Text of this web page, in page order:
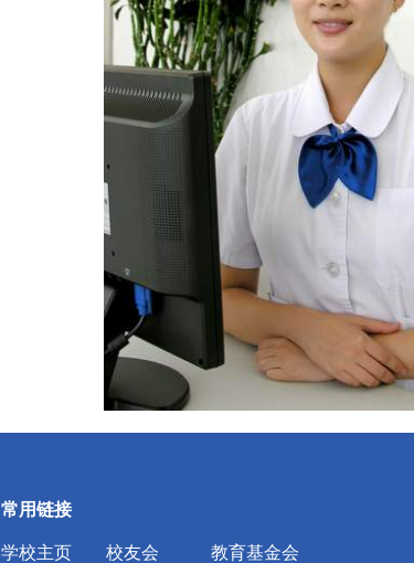
常用链接
学校主页 校友会 教育基金会